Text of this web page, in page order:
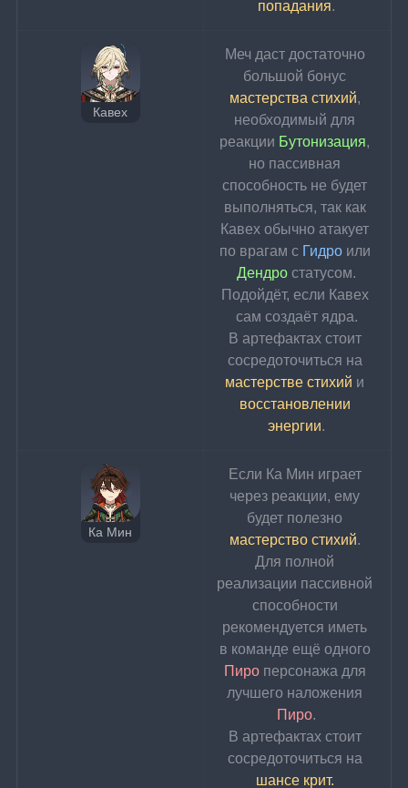
попадания.
Кавех
Меч даст достаточно
большой бонус
мастерства стихий,
необходимый для
реакции Бутонизация,
но пассивная
способность не будет
выполняться, так как
Кавех обычно атакует
по врагам с Гидро или
Дендро статусом.
Подойдёт, если Кавех
сам создаёт ядра.
В артефактах стоит
сосредоточиться на
мастерстве стихий и
восстановлении
энергии.
Ка Мин
Если Ка Мин играет
через реакции, ему
будет полезно
мастерство стихий.
Для полной
реализации пассивной
способности
рекомендуется иметь
в команде ещё одного
Пиро персонажа для
лучшего наложения
Пиро.
В артефактах стоит
сосредоточиться на
шансе крит.